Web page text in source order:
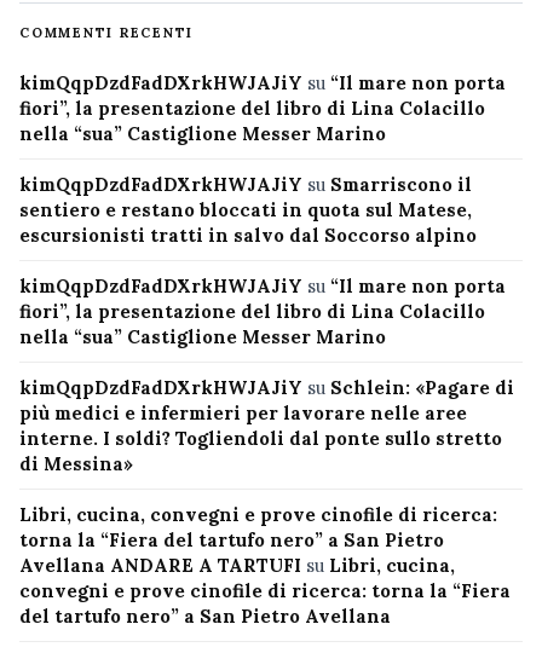
COMMENTI RECENTI
kimQqpDzdFadDXrkHWJAJiY su “Il mare non porta
fiori”, la presentazione del libro di Lina Colacillo
nella “sua” Castiglione Messer Marino
kimQqpDzdFadDXrkHWJAJiY su Smarriscono il
sentiero e restano bloccati in quota sul Matese,
escursionisti tratti in salvo dal Soccorso alpino
kimQqpDzdFadDXrkHWJAJiY su “Il mare non porta
fiori”, la presentazione del libro di Lina Colacillo
nella “sua” Castiglione Messer Marino
kimQqpDzdFadDXrkHWJAJiY su Schlein: «Pagare di
più medici e infermieri per lavorare nelle aree
interne. I soldi? Togliendoli dal ponte sullo stretto
di Messina»
Libri, cucina, convegni e prove cinofile di ricerca:
torna la “Fiera del tartufo nero” a San Pietro
Avellana ANDARE A TARTUFI su Libri, cucina,
convegni e prove cinofile di ricerca: torna la “Fiera
del tartufo nero” a San Pietro Avellana